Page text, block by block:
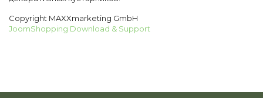
Copyright MAXXmarketing GmbH
JoomShopping Download & Support